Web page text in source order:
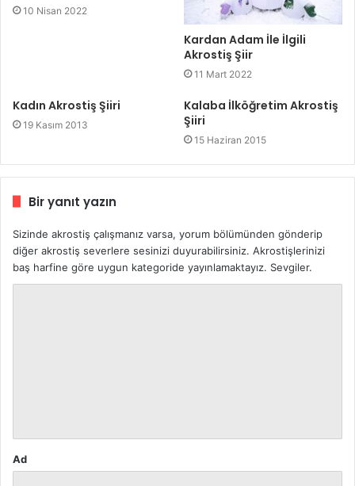
10 Nisan 2022
Kardan Adam İle İlgili
Akrostiş Şiir
11 Mart 2022
Kadın Akrostiş Şiiri
19 Kasım 2013
Kalaba İlköğretim Akrostiş
Şiiri
15 Haziran 2015
Bir yanıt yazın
Sizinde akrostiş çalışmanız varsa, yorum bölümünden gönderip
diğer akrostiş severlere sesinizi duyurabilirsiniz. Akrostişlerinizi
baş harfine göre uygun kategoride yayınlamaktayız. Sevgiler.
Ad